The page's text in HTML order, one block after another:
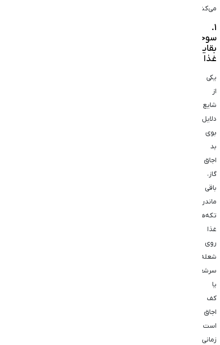
می‌کنیم.
1.
سوختن
بقایای
غذا
یکی
از
شایع‌ترین
دلایل
بوی
بد
اجاق
گاز،
باقی
ماندن
تکه‌های
غذا
روی
شعله‌پخش‌کن،
سرشعله‌ها
یا
کف
اجاق
است.
زمانی